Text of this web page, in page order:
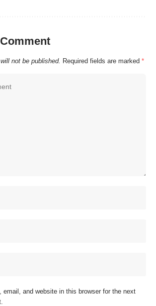
not be published. Required fields are marked *
email, and website in this browser for the next